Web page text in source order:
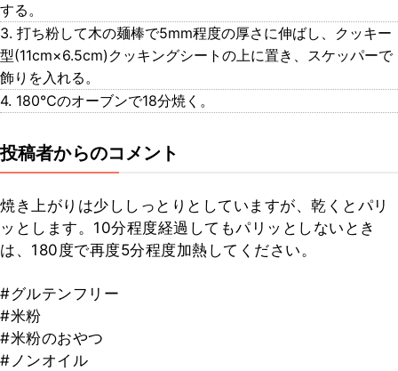
する。
3. 打ち粉して木の麺棒で5mm程度の厚さに伸ばし、クッキー
型(11cm×6.5cm)クッキングシートの上に置き、スケッパーで
飾りを入れる。
4. 180℃のオーブンで18分焼く。
投稿者からのコメント
焼き上がりは少ししっとりとしていますが、乾くとパリ
ッとします。10分程度経過してもパリッとしないとき
は、180度で再度5分程度加熱してください。
#グルテンフリー
#米粉
#米粉のおやつ
#ノンオイル